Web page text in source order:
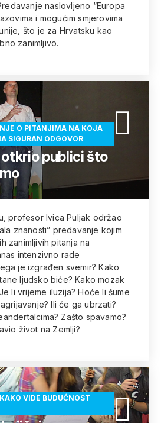
naslovljeno “Europa
i mogućim smjerovima
što je za Hrvatsku kao
zanimljivo.
O PITANJIMA NA KOJA
SIGURAN ODGOVOR
publici što
profesor Ivica Puljak održao
znanosti” predavanje kojim
zanimljivih pitanja na
intenzivno rade
je izgrađen svemir? Kako
ljudsko biće? Kako mozak
li vrijeme iluzija? Hoće li šume
Ili će ga ubrzati?
Zašto spavamo?
život na Zemlji?
VIDE BUDUĆNOST